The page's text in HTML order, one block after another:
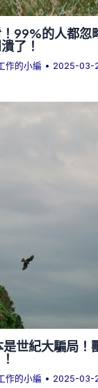
99%的人都忽
了！
作的小編 • 2025-03-
世紀大騙局！
作的小編 • 2025-03-